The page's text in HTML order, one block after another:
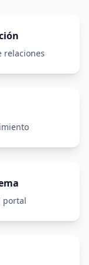
relaciones
portal